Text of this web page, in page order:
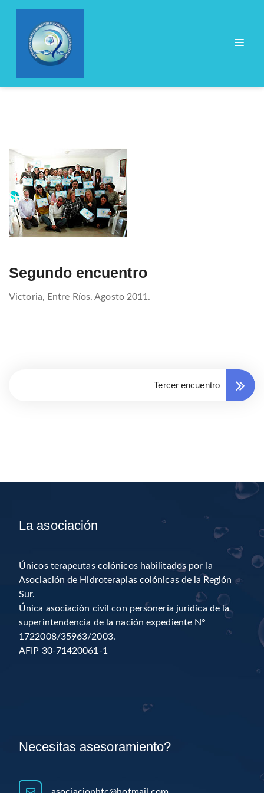
Segundo encuentro
Victoria, Entre Ríos. Agosto 2011.
de
entradas
Tercer encuentro
La asociación
Únicos terapeutas colónicos habilitados por la
Asociación de Hidroterapias colónicas de la Región
Sur.
Única asociación civil con personería jurídica de la
superintendencia de la nación expediente N°
1722008/35963/2003.
AFIP 30-71420061-1
Necesitas asesoramiento?